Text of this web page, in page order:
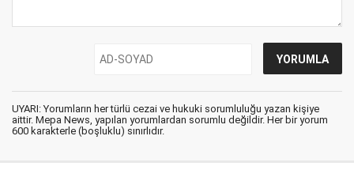
UYARI: Yorumların her türlü cezai ve hukuki sorumluluğu yazan kişiye
aittir. Mepa News, yapılan yorumlardan sorumlu değildir. Her bir yorum
600 karakterle (boşluklu) sınırlıdır.